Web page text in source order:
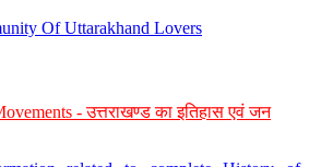
Of Uttarakhand Lovers
- उत्तराखण्ड का इतिहास एवं जन